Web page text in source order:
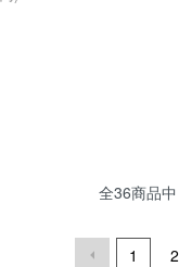
全36商品中
1 2